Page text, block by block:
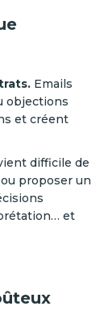
Emails
objections
et créent
difficile de
proposer un
et